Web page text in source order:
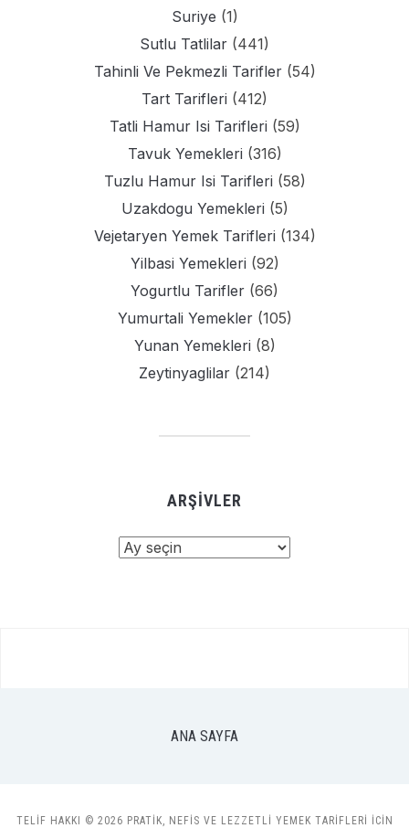
Suriye (1)
Sutlu Tatlilar (441)
Tahinli Ve Pekmezli Tarifler(54)
Tart Tarifleri (412)
Tatli Hamur Isi Tarifleri (59)
Tavuk Yemekleri (316)
Tuzlu Hamur Isi Tarifleri (58)
Uzakdogu Yemekleri (5)
Vejetaryen Yemek Tarifleri (134)
Yilbasi Yemekleri (92)
Yogurtlu Tarifler (66)
Yumurtali Yemekler(105)
Yunan Yemekleri (8)
Zeytinyaglilar (214)
ARŞIVLER
ANA SAYFA
TELIF HAKKI © 2026 PRATIK, NEFIS VE LEZZETLI YEMEK TARIFLERI ICIN